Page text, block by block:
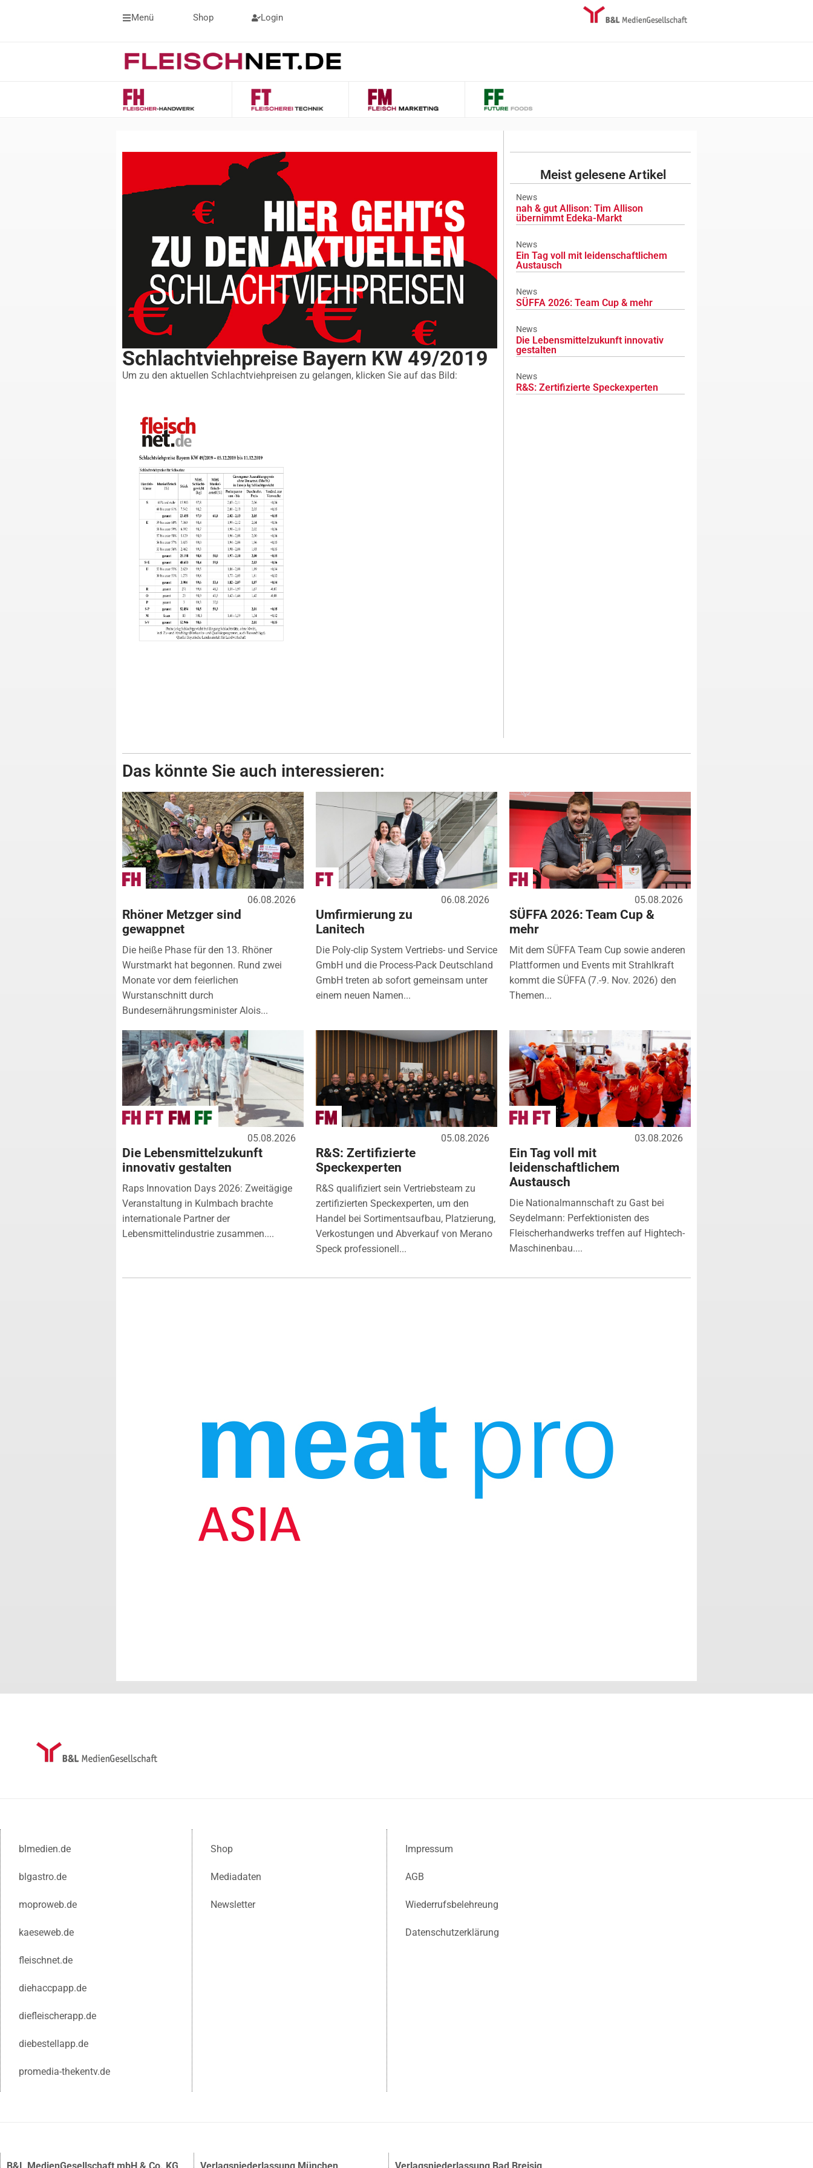
Menü Shop Login
Schlachtviehpreise Bayern KW 49/2019
Um zu den aktuellen Schlachtviehpreisen zu gelangen, klicken Sie auf das Bild:
Meist gelesene Artikel
News
nah & gut Allison: Tim Allison
übernimmt Edeka-Markt
News
Ein Tag voll mit leidenschaftlichem
Austausch
News
SÜFFA 2026: Team Cup & mehr
News
Die Lebensmittelzukunft innovativ
gestalten
News
R&S: Zertifizierte Speckexperten
Das könnte Sie auch interessieren:
06.08.2026
Rhöner Metzger sind
gewappnet
Die heiße Phase für den 13. Rhöner
Wurstmarkt hat begonnen. Rund zwei
Monate vor dem feierlichen
Wurstanschnitt durch
Bundesernährungsminister Alois...
06.08.2026
Umfirmierung zu
Lanitech
Die Poly-clip System Vertriebs- und Service
GmbH und die Process-Pack Deutschland
GmbH treten ab sofort gemeinsam unter
einem neuen Namen...
05.08.2026
SÜFFA 2026: Team Cup &
mehr
Mit dem SÜFFA Team Cup sowie anderen
Plattformen und Events mit Strahlkraft
kommt die SÜFFA (7.-9. Nov. 2026) den
Themen...
05.08.2026
Die Lebensmittelzukunft
innovativ gestalten
Raps Innovation Days 2026: Zweitägige
Veranstaltung in Kulmbach brachte
internationale Partner der
Lebensmittelindustrie zusammen....
05.08.2026
R&S: Zertifizierte
Speckexperten
R&S qualifiziert sein Vertriebsteam zu
zertifizierten Speckexperten, um den
Handel bei Sortimentsaufbau, Platzierung,
Verkostungen und Abverkauf von Merano
Speck professionell...
03.08.2026
Ein Tag voll mit
leidenschaftlichem
Austausch
Die Nationalmannschaft zu Gast bei
Seydelmann: Perfektionisten des
Fleischerhandwerks treffen auf Hightech-
Maschinenbau....
blmedien.de
blgastro.de
moproweb.de
kaeseweb.de
fleischnet.de
diehaccpapp.de
diefleischerapp.de
diebestellapp.de
promedia-thekentv.de
Shop
Mediadaten
Newsletter
Impressum
AGB
Wiederrufsbelehreung
Datenschutzerklärung